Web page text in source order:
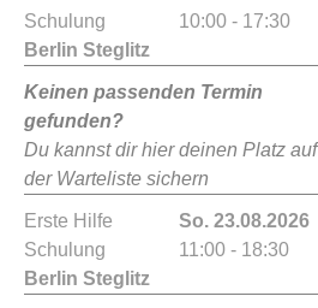
Schulung
Berlin Steglitz
10:00 - 17:30
Keinen passenden Termin
gefunden?
Du kannst dir hier deinen Platz auf
der Warteliste sichern
Erste Hilfe
Schulung
Berlin Steglitz
So. 23.08.2026
11:00 - 18:30